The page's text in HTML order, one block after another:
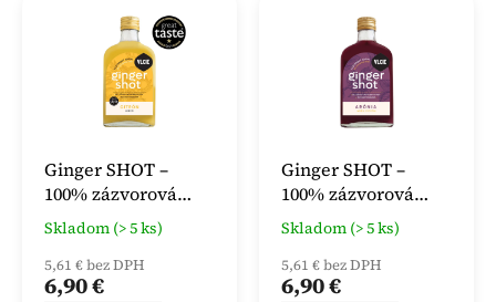
Ginger SHOT –
100% zázvorová
šťava Med + Citrón
200 ml
Skladom (> 5 ks)
5,61 € bez DPH
6,90 €
Ginger SHOT –
100% zázvorová
šťava Arónia + Med
+ Citrón 200 ml
Skladom (> 5 ks)
5,61 € bez DPH
6,90 €